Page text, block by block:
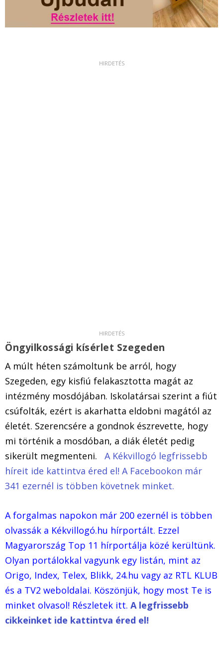
Öngyilkossági kísérlet Szegeden
A múlt héten számoltunk be arról, hogy
Szegeden, egy kisfiú felakasztotta magát az
intézmény mosdójában. Iskolatársai szerint a fiút
csúfolták, ezért is akarhatta eldobni magától az
életét. Szerencsére a gondnok észrevette, hogy
mi történik a mosdóban, a diák életét pedig
sikerült megmenteni.
A Kékvillogó legfrissebb
híreit ide kattintva éred el! A Facebookon már
341 ezernél is többen követnek minket.
A forgalmas napokon már 200 ezernél is többen
olvassák a Kékvillogó.hu hírportált. Ezzel
Magyarország Top 11 hírportálja közé kerültünk.
Olyan portálokkal vagyunk egy listán, mint az
Origo, Index, Telex, Blikk, 24.hu vagy az RTL KLUB
és a TV2 weboldalai. Köszönjük, hogy most Te is
minket olvasol! Részletek itt. A legfrissebb
cikkeinket ide kattintva éred el!